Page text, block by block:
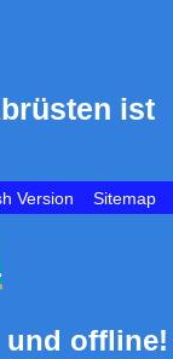
ist
Version Sitemap
und offline!